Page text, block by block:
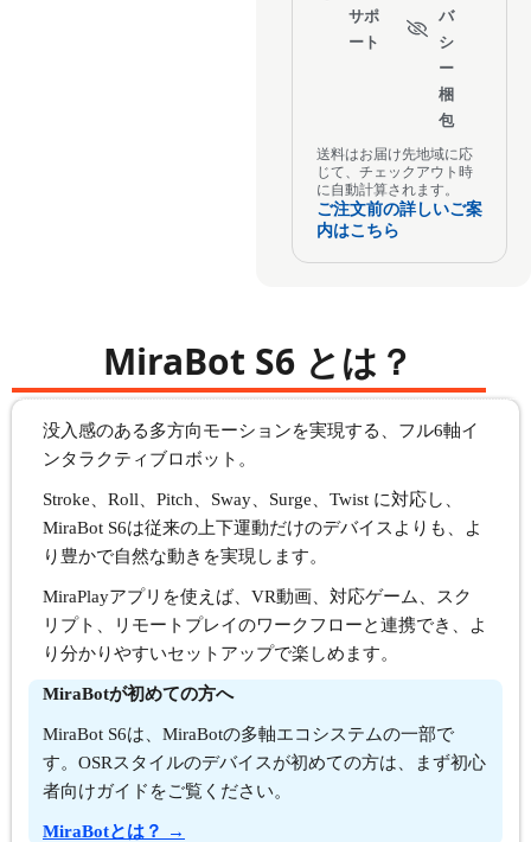
サポ
ート
バ
シ
ー
梱
包
送料はお届け先地域に応
じて、チェックアウト時
に自動計算されます。
ご注文前の詳しいご案
内はこちら
MiraBot S6 とは？
没入感のある多方向モーションを実現する、フル6軸イ
ンタラクティブロボット。
Stroke、Roll、Pitch、Sway、Surge、Twist に対応し、
MiraBot S6は従来の上下運動だけのデバイスよりも、よ
り豊かで自然な動きを実現します。
MiraPlayアプリを使えば、VR動画、対応ゲーム、スク
リプト、リモートプレイのワークフローと連携でき、よ
り分かりやすいセットアップで楽しめます。
MiraBotが初めての方へ
MiraBot S6は、MiraBotの多軸エコシステムの一部で
す。OSRスタイルのデバイスが初めての方は、まず初心
者向けガイドをご覧ください。
MiraBotとは？ →